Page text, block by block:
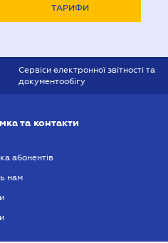
ТАРИФИ
Сервіси електронної звітності та
документообігу
та контакти
абонентів
нам